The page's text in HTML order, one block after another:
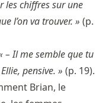
les chiffres sur une
l’on va trouver. » (p.
– Il me semble que tu
pensive. » (p. 19).
Brian, le